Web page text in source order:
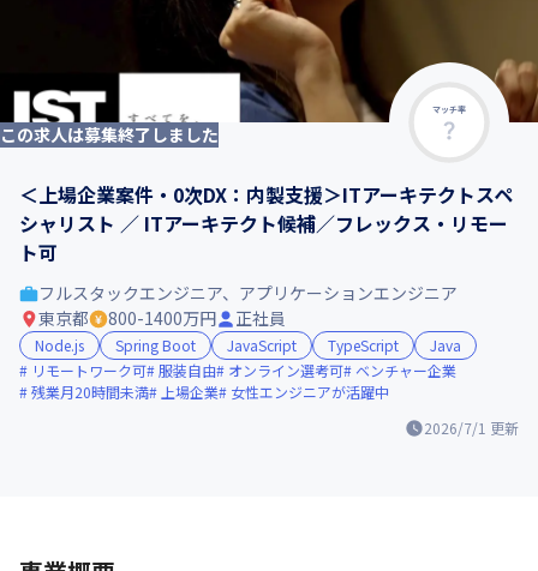
マッチ率
この求人は募集終了しました
＜上場企業案件・0次DX：内製支援＞ITアーキテクトスペ
シャリスト ／ ITアーキテクト候補／フレックス・リモー
ト可
2026/7/1 更新
フルスタックエンジニア、アプリケーションエンジニア
東京都
800-1400万円 正社員
Node.js Spring Boot JavaScript TypeScript
Java
リモートワーク可 服装自由 オンライン選考可
ベンチャー企業
残業月20時間未満
上場企業 女性エンジニアが活躍中